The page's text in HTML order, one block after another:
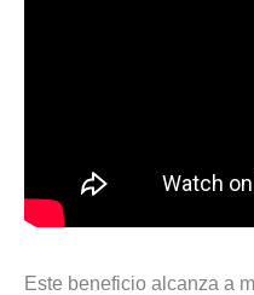
Este beneficio alcanza a